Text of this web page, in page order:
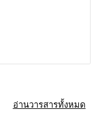
อ่านวารสารทั้งหมด